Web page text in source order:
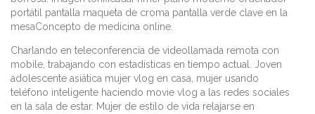
portátil pantalla maqueta de croma pantalla verde clave en la
mesaConcepto de medicina online.
Charlando en teleconferencia de videollamada remota con
mobile, trabajando con estadísticas en tiempo actual. Joven
adolescente asiática mujer vlog en casa, mujer usando
teléfono inteligente haciendo movie vlog a las redes sociales
en la sala de estar. Mujer de estilo de vida relajarse en